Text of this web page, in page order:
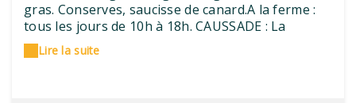
gras. Conserves, saucisse de canard.A la ferme :
tous les jours de 10h à 18h. CAUSSADE : La
BouticavinVente par correspondance.
Lire la suite